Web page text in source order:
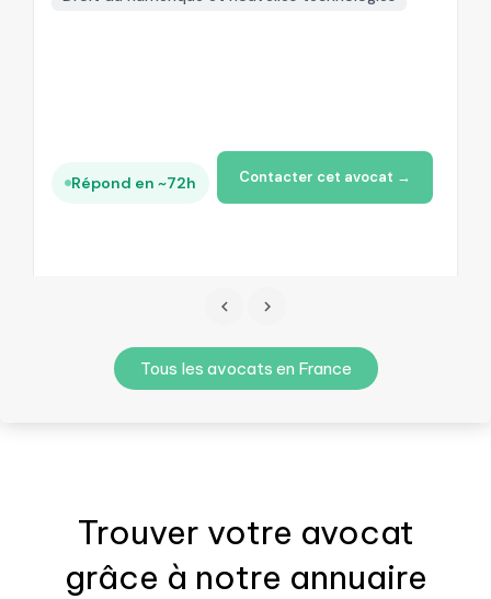
Répond en ~72h Contacter cet avocat →
Tous les avocats en France
Trouver votre avocat
grâce à notre annuaire